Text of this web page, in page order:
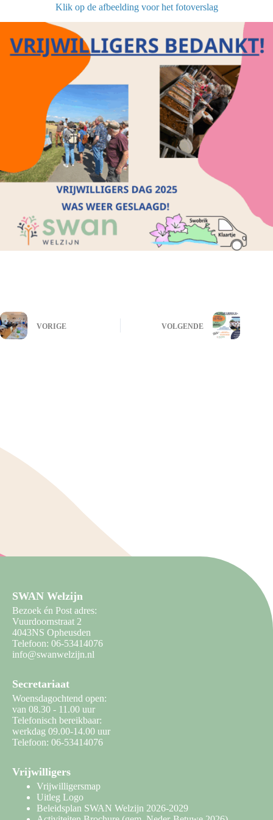
Klik op de afbeelding voor het fotoverslag
VORIGE VOLGENDE
SWAN Welzijn
Bezoek én Post adres:
Vuurdoornstraat 2
4043NS Opheusden
Telefoon: 06-53414076
info@swanwelzijn.nl
Secretariaat
Woensdagochtend open:
van 08.30 - 11.00 uur
Telefonisch bereikbaar:
werkdag 09.00-14.00 uur
Telefoon: 06-53414076
Vrijwilligers
Vrijwilligersmap
Uitleg Logo
Beleidsplan SWAN Welzijn 2026-2029